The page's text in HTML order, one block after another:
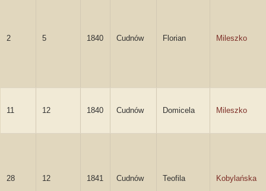
2 5 1840 Cudnów Florian Mileszko
11 12 1840 Cudnów Domicela Mileszko
28 12 1841 Cudnów Teofila Kobylańska